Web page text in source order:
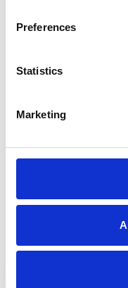
Preferences
Statistics
Marketing